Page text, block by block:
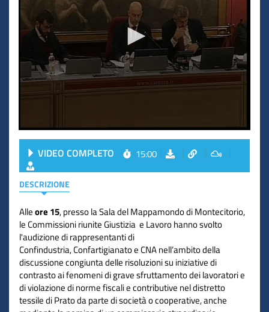
VIDEO COMPLETO 15:00
DESCRIZIONE
Alleore 15, presso la Sala del Mappamondo di Montecitorio,
le Commissioni riunite Giustizia e Lavoro hanno svolto
l'audizione di rappresentanti di
Confindustria, Confartigianato e CNA nell’ambito della
discussione congiunta delle risoluzioni su iniziative di
contrasto ai fenomeni di grave sfruttamento dei lavoratori e
di violazione di norme fiscali e contributive nel distretto
tessile di Prato da parte di società o cooperative, anche